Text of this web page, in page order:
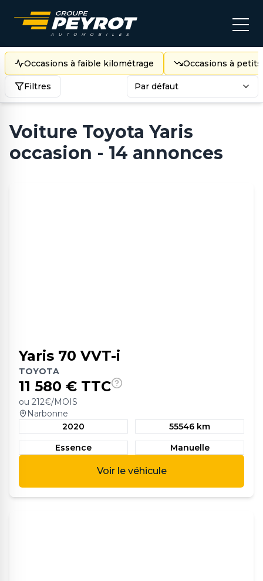
Occasions à faible kilométrage Occasions à
Filtres Par défaut
Voiture Toyota Yaris
occasion - 14 annonces
Yaris 70 VVT-i
TOYOTA
11 580 € TTC
ou 212€/MOIS
Narbonne
2020
55546 km
Essence
Manuelle
Voir le véhicule